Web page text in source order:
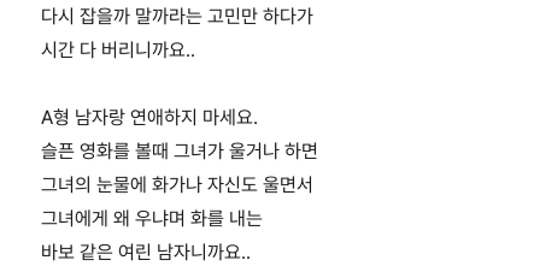
다시 잡을까 말까라는 고민만 하다가
시간 다 버리니까요..
A형 남자랑 연애하지 마세요.
슬픈 영화를 볼때 그녀가 울거나 하면
그녀의 눈물에 화가나 자신도 울면서
그녀에게 왜 우냐며 화를 내는
바보 같은 여린 남자니까요..